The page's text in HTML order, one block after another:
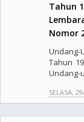
Tahun
Nomor
Tahun
Undang-
SELASA,